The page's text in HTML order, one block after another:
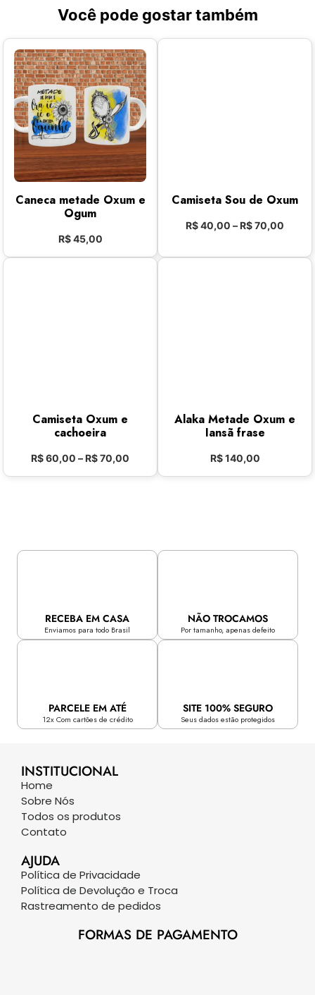
Você pode gostar também
Caneca metade Oxum e
Ogum
R$45,00
Camiseta Sou de Oxum
R$40,00 –R$70,00
Camiseta Oxum e
cachoeira
R$60,00 –R$70,00
Alaka Metade Oxum e
Iansã frase
R$140,00
RECEBA EM CASA
Enviamos para todo Brasil
NÃO TROCAMOS
Por tamanho, apenas defeito
PARCELE EM ATÉ
12x Com cartões de crédito
SITE 100% SEGURO
Seus dados estão protegidos
INSTITUCIONAL
Home
Sobre Nós
Todos os produtos
Contato
AJUDA
Política de Privacidade
Política de Devolução e Troca
Rastreamento de pedidos
FORMAS DE PAGAMENTO